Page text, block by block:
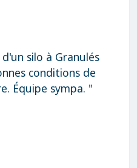
silo à Granulés
conditions de
Équipe sympa. "